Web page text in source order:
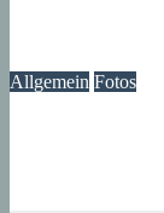
Allgemein Fotos